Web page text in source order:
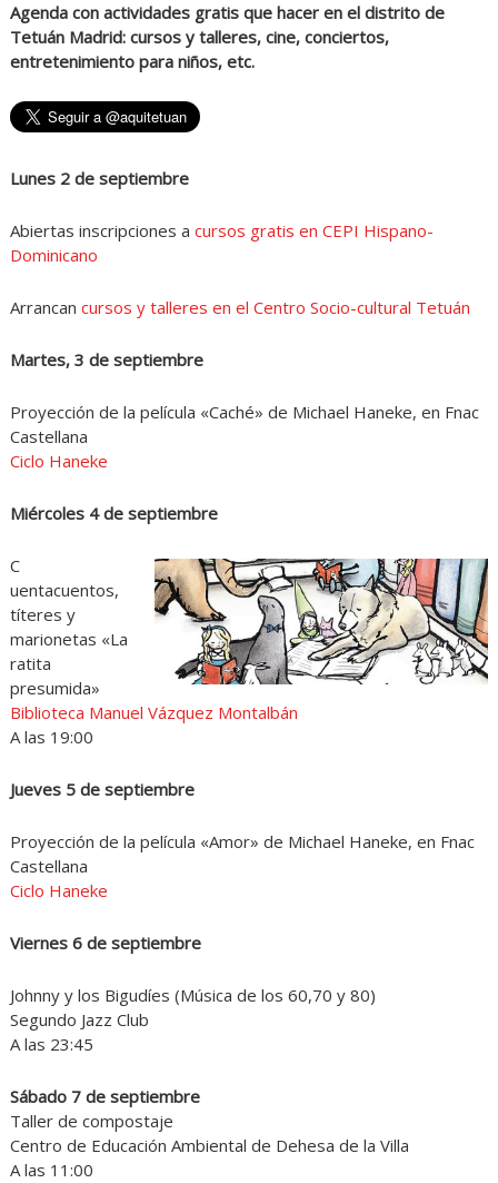
Agenda con actividades gratis que hacer en el distrito de
Tetuán Madrid: cursos y talleres, cine, conciertos,
entretenimiento para niños, etc.
Lunes 2 de septiembre
Abiertas inscripciones a cursos gratis en CEPI Hispano-
Dominicano
Arrancan cursos y talleres en el Centro Socio-cultural Tetuán
Martes, 3 de septiembre
Proyección de la película «Caché» de Michael Haneke, en Fnac
Castellana
Ciclo Haneke
Miércoles 4 de septiembre
C
uentacuentos,
títeres y
marionetas «La
ratita
presumida»
Biblioteca Manuel Vázquez Montalbán
A las 19:00
Jueves 5 de septiembre
Proyección de la película «Amor» de Michael Haneke, en Fnac
Castellana
Ciclo Haneke
Viernes 6 de septiembre
Johnny y los Bigudíes (Música de los 60,70 y 80)
Segundo Jazz Club
A las 23:45
Sábado 7 de septiembre
Taller de compostaje
Centro de Educación Ambiental de Dehesa de la Villa
A las 11:00